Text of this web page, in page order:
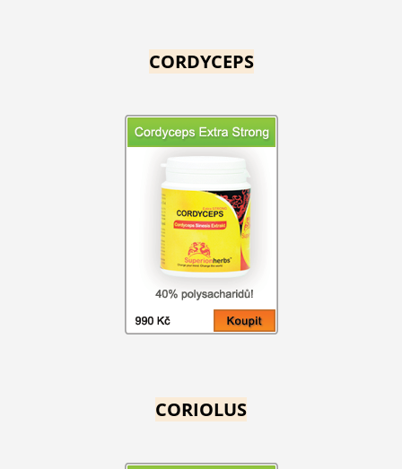
CORDYCEPS
CORIOLUS